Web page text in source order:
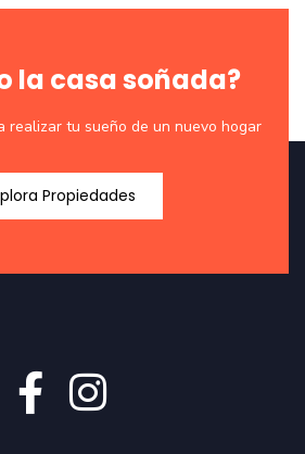
la casa soñada?
realizar tu sueño de un nuevo hogar
Propiedades